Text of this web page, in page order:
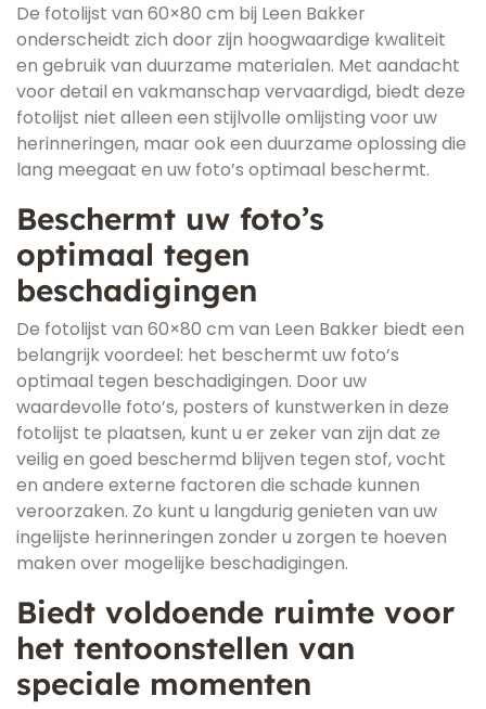
De fotolijst van 60×80 cm bij Leen Bakker
onderscheidt zich door zijn hoogwaardige kwaliteit
en gebruik van duurzame materialen. Met aandacht
voor detail en vakmanschap vervaardigd, biedt deze
fotolijst niet alleen een stijlvolle omlijsting voor uw
herinneringen, maar ook een duurzame oplossing die
lang meegaat en uw foto’s optimaal beschermt.
Beschermt uw foto’s
optimaal tegen
beschadigingen
De fotolijst van 60×80 cm van Leen Bakker biedt een
belangrijk voordeel: het beschermt uw foto’s
optimaal tegen beschadigingen. Door uw
waardevolle foto’s, posters of kunstwerken in deze
fotolijst te plaatsen, kunt u er zeker van zijn dat ze
veilig en goed beschermd blijven tegen stof, vocht
en andere externe factoren die schade kunnen
veroorzaken. Zo kunt u langdurig genieten van uw
ingelijste herinneringen zonder u zorgen te hoeven
maken over mogelijke beschadigingen.
Biedt voldoende ruimte voor
het tentoonstellen van
speciale momenten